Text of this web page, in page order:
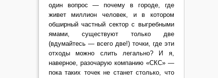
один вопрос — почему в городе, где
живет миллион человек, и в котором
обширный частный сектор с выгребными
ямами, существуют только две
(вдумайтесь — всего две!) точки, где эти
отходы можно слить легально? И я,
наверное, разочарую компанию «СКС» —
пока таких точек не станет столько, что